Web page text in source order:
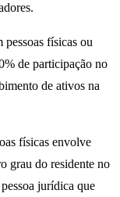
físicas ou
de participação no
de ativos na
físicas envolve
grau do residente no
jurídica que